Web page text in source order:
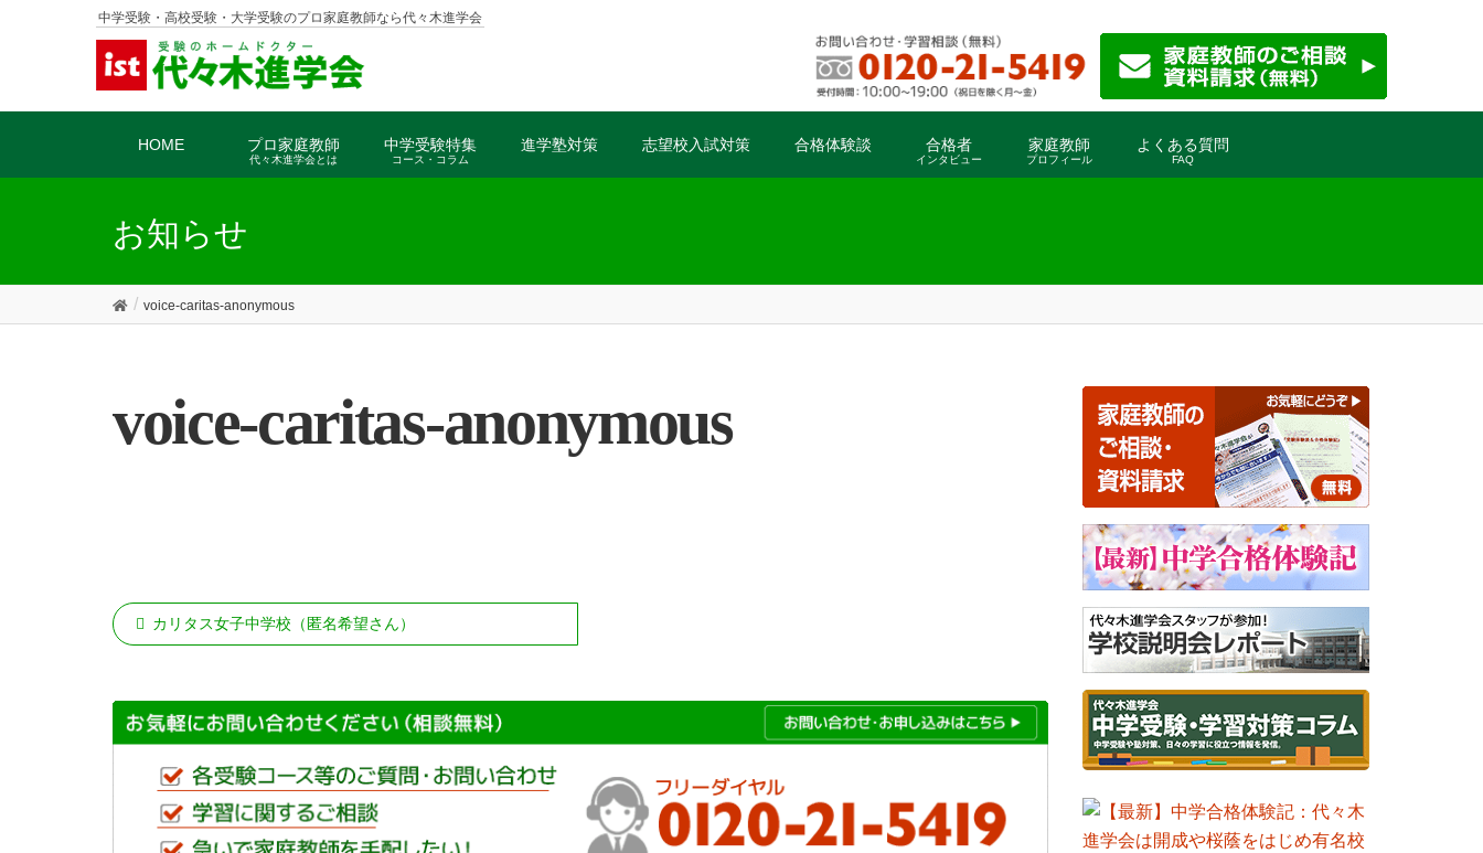
中学受験・高校受験・大学受験のプロ家庭教師なら代々木進学会
HOME プロ家庭教師
代々木進学会とは
中学受験特集
コース・コラム
進学塾対策 志望校入試対策 合格体験談 合格者
インタビュー
家庭教師
プロフィール
よくある質問
FAQ
お知らせ
voice-caritas-anonymous
voice-caritas-anonymous
カリタス女子中学校（匿名希望さん）